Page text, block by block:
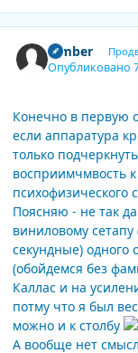
Bimber
Опубликовано
Конечно в первую
если аппаратура
только
восприимчмвость
психофизического
Поясняю - не так
виниловому
секундные) одного
(обойдемся без
Каллас и на
потму что я был
можно и к столбу
А вообще нет